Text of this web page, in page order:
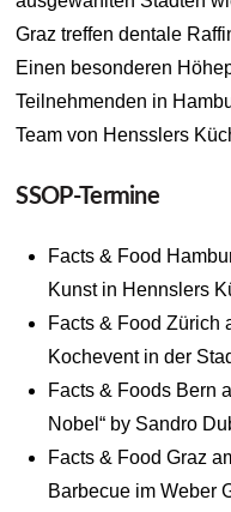
Graz treffen dentale
Einen besonderen
Teilnehmenden in
Team von Hensslers
SSOP-Termine
Facts & Food
Kunst in Hennslers
Facts & Food Zürich
Kochevent in der
Facts & Foods Bern
Nobel“ by Sandro
Facts & Food Graz
Barbecue im Weber